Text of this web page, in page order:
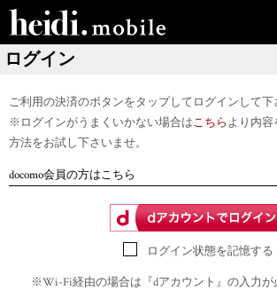
ログイン
ご利用の決済のボタンをタップしてログインして下
※ログインがうまくいかない場合はこちらより内
方法をお試し下さいませ。
docomo会員の方はこちら
ログイン状態を記憶する
※Wi-Fi経由の場合は『dアカウント』の入力が